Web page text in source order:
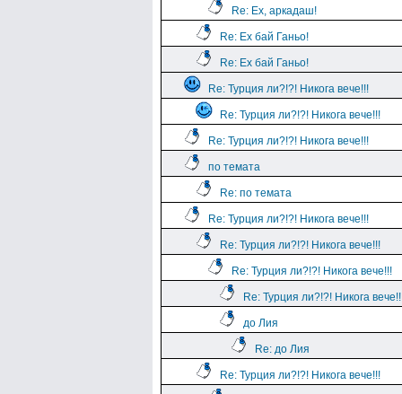
Re: Ех, аркадаш!
Re: Ех бай Ганьо!
Re: Ех бай Ганьо!
Re: Турция ли?!?! Никога вече!!!
Re: Турция ли?!?! Никога вече!!!
Re: Турция ли?!?! Никога вече!!!
по темата
Re: по темата
Re: Турция ли?!?! Никога вече!!!
Re: Турция ли?!?! Никога вече!!!
Re: Турция ли?!?! Никога вече!!!
Re: Турция ли?!?! Никога
до Лия
Re: до Лия
Re: Турция ли?!?! Никога вече!!!